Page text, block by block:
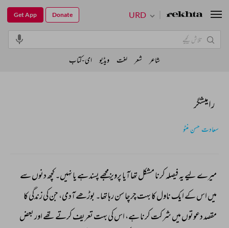
رامیشگر
سعادت حسن منٹو
میرے لیے یہ فیصلہ کرنا مشکل تھا آیا پرویز مجھے پسند ہے یا نہیں۔ کچھ دنوں سے
میں اس کے ایک ناول کا بہت چرچا سن رہا تھا۔ بوڑھے آدمی، جن کی زندگی کا
مقصد دعوتوں میں شرکت کرنا ہے، اس کی بہت تعریف کرتے تھے اور بعض
URD
Get App Donate
شاعر شعر لغت ویڈیو ای-کتاب